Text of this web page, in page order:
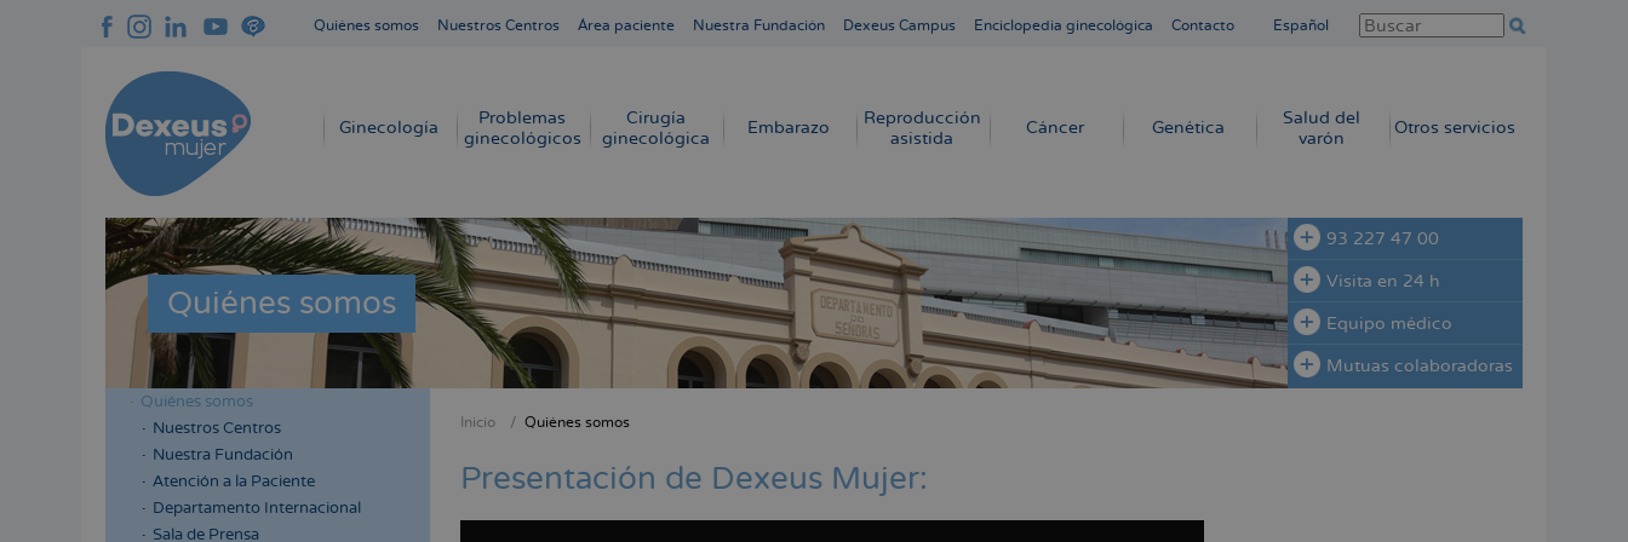
Quiénes somos Nuestros Centros Área paciente Nuestra Fundación Dexeus Campus Enciclopedia ginecológica Contacto Español
Navegación
Ginecología
Problemas
ginecológicos
Cirugía
ginecológica
Embarazo
Reproducción
asistida
Cáncer Genética
Salud del
varón
Otros servicios
Quiénes somos
93 227 47 00
Visita en 24 h
Equipo médico
Mutuas colaboradoras
Menú
lateral
cabecera
Quiénes somos
Nuestros Centros
Nuestra Fundación
Atención a la Paciente
Departamento Internacional
Sala de Prensa
enlaces
Inicio Quiénes somos
Presentación de Dexeus Mujer: